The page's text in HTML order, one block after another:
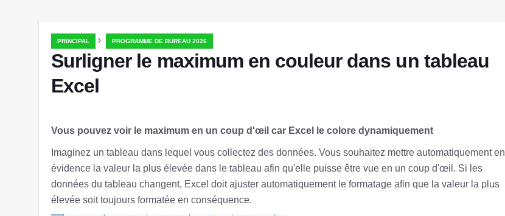
PRINCIPAL › PROGRAMME DE BUREAU 2026
Surligner le maximum en couleur dans un tableau
Excel
Vous pouvez voir le maximum en un coup d'œil car Excel le colore dynamiquement
Imaginez un tableau dans lequel vous collectez des données. Vous souhaitez mettre automatiquement en
évidence la valeur la plus élevée dans le tableau afin qu'elle puisse être vue en un coup d'œil. Si les
données du tableau changent, Excel doit ajuster automatiquement le formatage afin que la valeur la plus
élevée soit toujours formatée en conséquence.